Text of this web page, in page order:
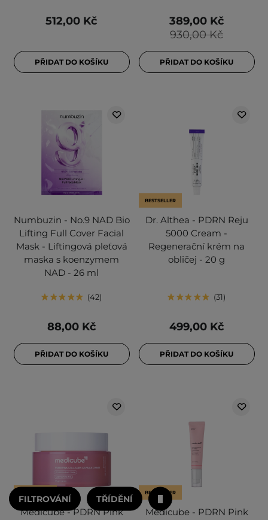
512,00 Kč
PŘIDAT DO KOŠÍKU
930,00 Kč
389,00 Kč
PŘIDAT DO KOŠÍKU
Numbuzin - No.9 NAD Bio
Lifting Full Cover Facial
Mask - Liftingová pleťová
maska s koenzymem
NAD - 26 ml
42
88,00 Kč
PŘIDAT DO KOŠÍKU
BESTSELLER
Dr. Althea - PDRN Reju
5000 Cream -
Regenerační krém na
obličej - 20 g
31
499,00 Kč
PŘIDAT DO KOŠÍKU
Medicube - PDRN Pink
BESTSELLER
Medicube - PDRN Pink
FILTROVÁNÍ TŘÍDĚNÍ